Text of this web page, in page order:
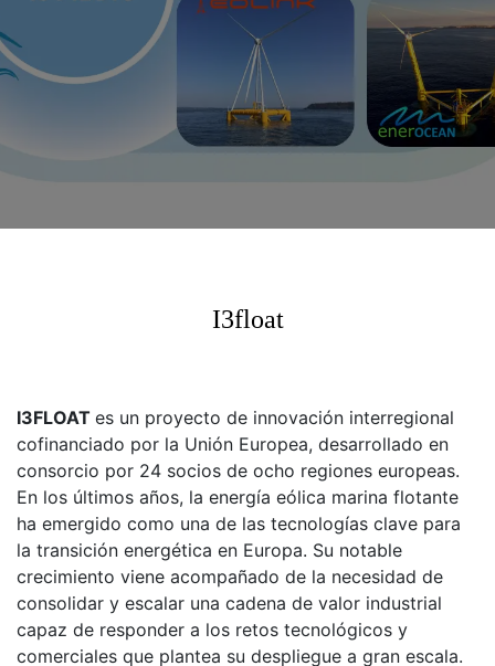
I3float
I3FLOAT es un proyecto de innovación interregional
cofinanciado por la Unión Europea, desarrollado en
consorcio por 24 socios de ocho regiones europeas.
En los últimos años, la energía eólica marina flotante
ha emergido como una de las tecnologías clave para
la transición energética en Europa. Su notable
crecimiento viene acompañado de la necesidad de
consolidar y escalar una cadena de valor industrial
capaz de responder a los retos tecnológicos y
comerciales que plantea su despliegue a gran escala.